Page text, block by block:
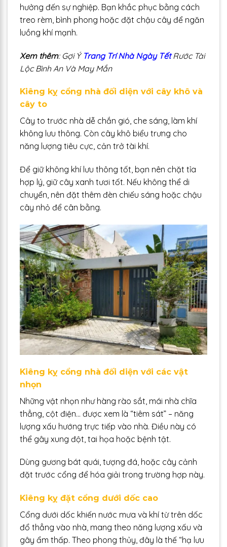
hưởng đến sự nghiệp. Bạn khắc phục bằng cách
treo rèm, bình phong hoặc đặt chậu cây để ngăn
luồng khí mạnh.
Xem thêm: Gợi Ý Trang Trí Nhà Ngày Tết Rước Tài
Lộc Bình An Và May Mắn
Kiêng kỵ cổng nhà đối diện với cây khô và
cây to
Cây to trước nhà dễ chắn gió, che sáng, làm khí
không lưu thông. Còn cây khô biểu trưng cho
năng lượng tiêu cực, cản trở tài khí.
Để giữ không khí lưu thông tốt, bạn nên chặt tỉa
hợp lý, giữ cây xanh tươi tốt. Nếu không thể di
chuyển, nên đặt thêm đèn chiếu sáng hoặc chậu
cây nhỏ để cân bằng.
Kiêng kỵ cổng nhà đối diện với các vật
nhọn
Những vật nhọn như hàng rào sắt, mái nhà chĩa
thẳng, cột điện… được xem là “tiêm sát” – năng
lượng xấu hướng trực tiếp vào nhà. Điều này có
thể gây xung đột, tai họa hoặc bệnh tật.
Dùng gương bát quái, tượng đá, hoặc cây cảnh
đặt trước cổng để hóa giải trong trường hợp này.
Kiêng kỵ đặt cổng dưới dốc cao
Cổng dưới dốc khiến nước mưa và khí từ trên dốc
đổ thẳng vào nhà, mang theo năng lượng xấu và
gây ẩm thấp. Theo phong thủy, đây là thế “hạ lưu